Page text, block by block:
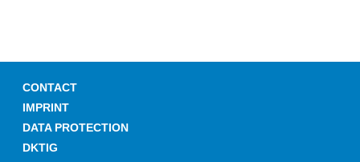
CONTACT
IMPRINT
DATA PROTECTION
DKTIG